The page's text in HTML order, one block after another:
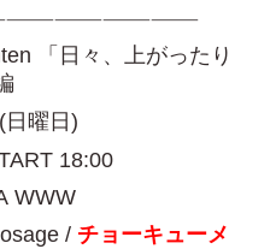
「日々、上がったり
曜日)
18:00
WWW
/ チョーキューメ